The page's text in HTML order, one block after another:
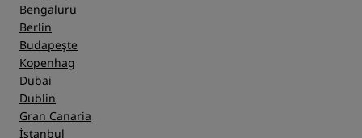
Bengaluru
Berlin
Budapeşte
Kopenhag
Dubai
Dublin
Gran Canaria
İstanbul